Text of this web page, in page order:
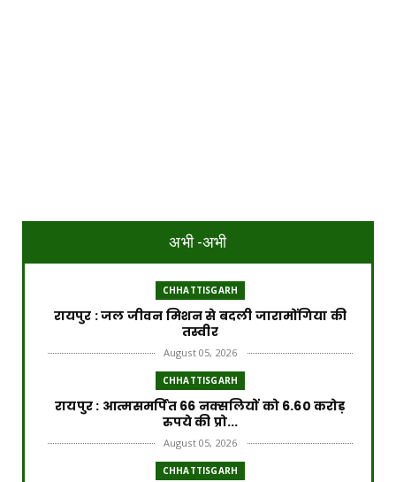
अभी -अभी
CHHATTISGARH
रायपुर : जल जीवन मिशन से बदली जारामोंगिया की
तस्वीर
August 05, 2026
CHHATTISGARH
रायपुर : आत्मसमर्पित 66 नक्सलियों को 6.60 करोड़
रुपये की प्रो...
August 05, 2026
CHHATTISGARH